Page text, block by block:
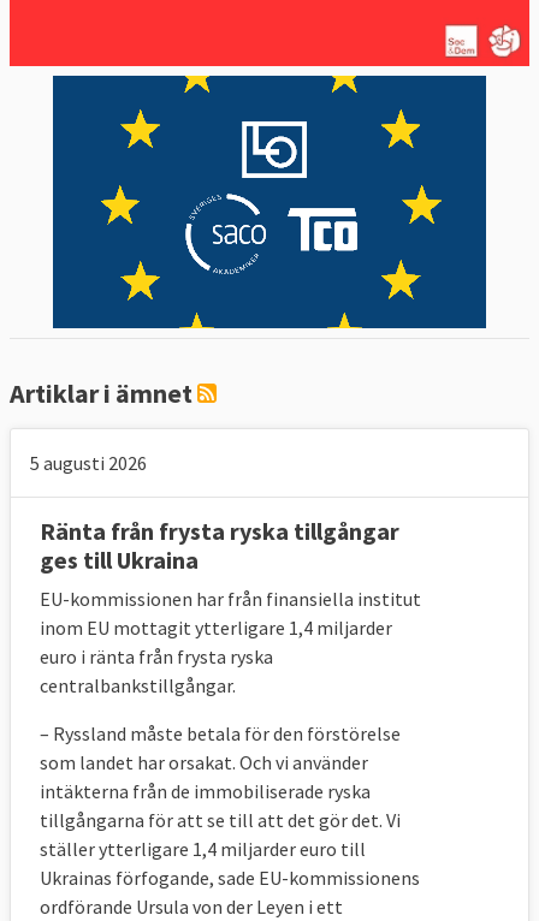
Artiklar i ämnet
5 augusti 2026
Ränta från frysta ryska tillgångar
ges till Ukraina
EU-kommissionen har från finansiella institut
inom EU mottagit ytterligare 1,4 miljarder
euro i ränta från frysta ryska
centralbankstillgångar.
– Ryssland måste betala för den förstörelse
som landet har orsakat. Och vi använder
intäkterna från de immobiliserade ryska
tillgångarna för att se till att det gör det. Vi
ställer ytterligare 1,4 miljarder euro till
Ukrainas förfogande, sade EU-kommissionens
ordförande Ursula von der Leyen i ett